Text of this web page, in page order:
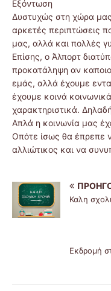
Εξόντωση
Δυστυχώς στη χώρα μας
αρκετές περιπτώσεις
μας, αλλά και πολλές
Επίσης, ο Άλπορτ
προκατάληψη αν
εμάς, αλλά έχουμε
έχουμε κοινά
χαρακτηριστικά.
Απλά η κοινωνία μας
Οπότε ίσως θα έπρεπε
αλλιώτικος και να
Καλη
Εκδρομή